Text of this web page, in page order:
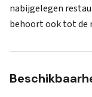
nabijgelegen
behoort ook tot de